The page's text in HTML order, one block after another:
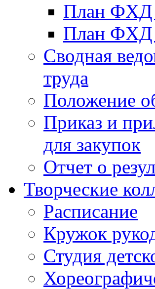
План ФХД
План ФХД
Сводная
труда
Положение
Приказ и
для закупок
Отчет о
Творческие
Расписание
Кружок
Студия